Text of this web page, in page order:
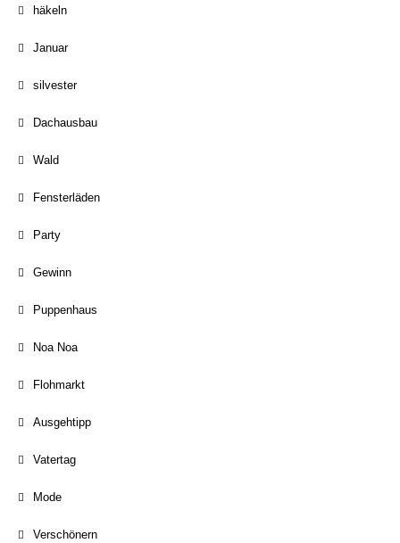
häkeln
Januar
silvester
Dachausbau
Wald
Fensterläden
Party
Gewinn
Puppenhaus
Noa Noa
Flohmarkt
Ausgehtipp
Vatertag
Mode
Verschönern